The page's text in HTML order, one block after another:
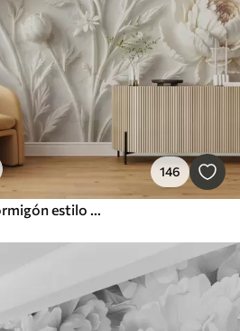
146
Flores sobre fondo de hormigón estilo grunge